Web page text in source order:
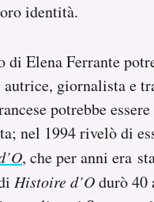
identità.
di Elena Ferrante
giornalista e
potrebbe
nel 1994 rivelò di
, che per anni era
Histoire d’Odurò 40